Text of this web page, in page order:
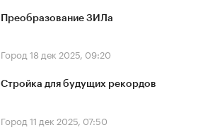
Преобразование ЗИЛа
Город 18 дек 2025, 09:20
Стройка для будущих рекордов
Город 11 дек 2025, 07:50